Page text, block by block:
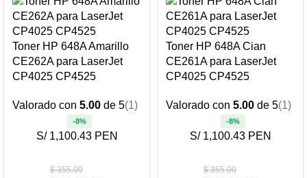
Toner HP 648A Amarillo
CE262A para LaserJet
CP4025 CP4525
Valorado con 5.00 de 5(1)
$355.00
-8%
S/ 1,100.43 PEN
Toner HP 648A Cian
CE261A para LaserJet
CP4025 CP4525
Valorado con 5.00 de 5(1)
$355.00
-8%
S/ 1,100.43 PEN